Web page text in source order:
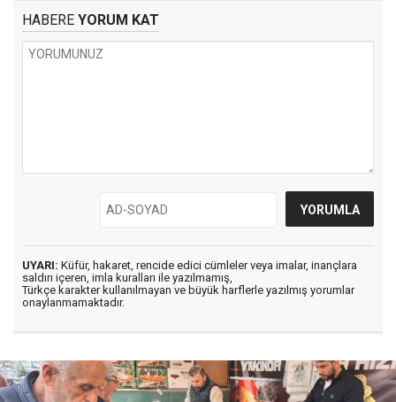
HABERE YORUM KAT
UYARI: Küfür, hakaret, rencide edici cümleler veya imalar, inançlara
saldırı içeren, imla kuralları ile yazılmamış,
Türkçe karakter kullanılmayan ve büyük harflerle yazılmış yorumlar
onaylanmamaktadır.